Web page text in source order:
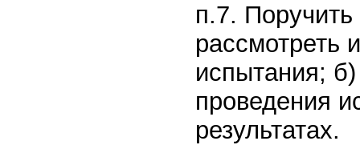
п.7.
рассмотреть
испытания;
проведения
результатах.